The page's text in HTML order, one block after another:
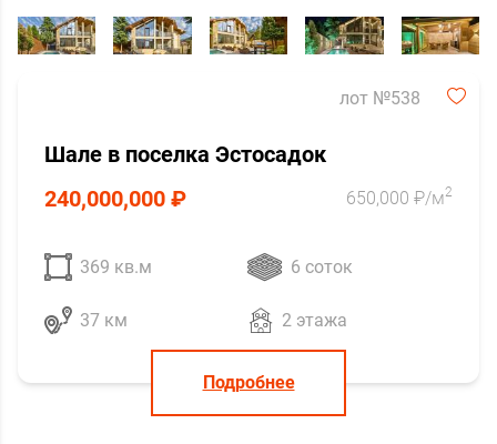
лот №538
Шале в поселка Эстосадок
240,000,000 ₽
650,000 ₽/м2
369 кв.м 6 соток
37 км 2 этажа
Подробнее